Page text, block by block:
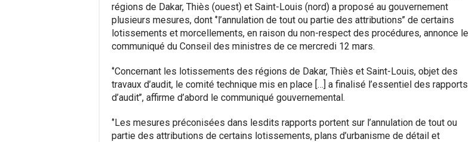
régions de Dakar, Thiès (ouest) et Saint-Louis (nord) a proposé au gouvernement
plusieurs mesures, dont ‘’l’annulation de tout ou partie des attributions’’ de certains
lotissements et morcellements, en raison du non-respect des procédures, annonce le
communiqué du Conseil des ministres de ce mercredi 12 mars.
‘’Concernant les lotissements des régions de Dakar, Thiès et Saint-Louis, objet des
travaux d’audit, le comité technique mis en place […] a finalisé l’essentiel des rapports
d’audit’’, affirme d’abord le communiqué gouvernemental.
‘’Les mesures préconisées dans lesdits rapports portent sur l’annulation de tout ou
partie des attributions de certains lotissements, plans d’urbanisme de détail et